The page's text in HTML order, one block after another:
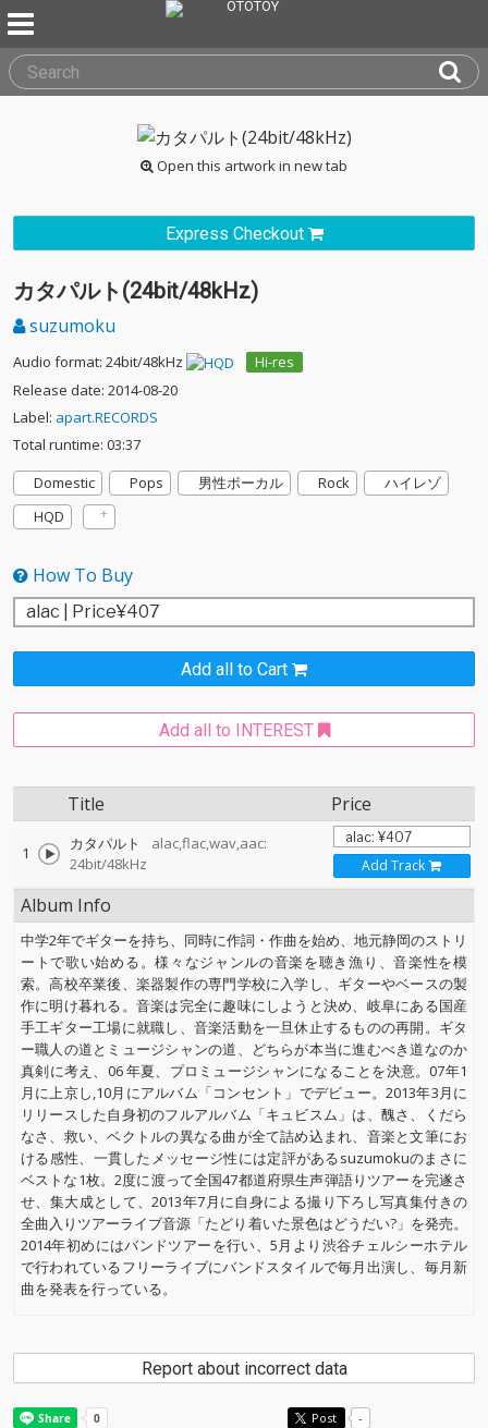
Open this artwork in new tab
Express Checkout
カタパルト(24bit/48kHz)
suzumoku
Audio format: 24bit/48kHz
Hi-res
Release date: 2014-08-20
Label: apart.RECORDS
Total runtime: 03:37
Domestic
Pops 男性ボーカル Rock
ハイレゾ
HQD
How To Buy
Add all to Cart
Add all to INTEREST
Title Price
1 カタパルト
alac,flac,wav,aac:
24bit/48kHz
Add Track
Album Info
中学2年でギターを持ち、同時に作詞・作曲を始め、地元静岡のストリ
ートで歌い始める。様々なジャンルの音楽を聴き漁り、音楽性を模
索。高校卒業後、楽器製作の専門学校に入学し、ギターやベースの製
作に明け暮れる。音楽は完全に趣味にしようと決め、岐阜にある国産
手工ギター工場に就職し、音楽活動を一旦休止するものの再開。ギタ
ー職人の道とミュージシャンの道、どちらが本当に進むべき道なのか
真剣に考え、06 年夏、プロミュージシャンになることを決意。07年1
月に上京し,10月にアルバム「コンセント」でデビュー。2013年3月に
リリースした自身初のフルアルバム「キュビスム」は、醜さ、くだら
なさ、救い、ベクトルの異なる曲が全て詰め込まれ、音楽と文筆にお
ける感性、一貫したメッセージ性には定評があるsuzumokuのまさに
ベストな1枚。2度に渡って全国47都道府県生声弾語りツアーを完遂さ
せ、集大成として、2013年7月に自身による撮り下ろし写真集付きの
全曲入りツアーライブ音源「たどり着いた景色はどうだい?」を発売。
2014年初めにはバンドツアーを行い、5月より渋谷チェルシーホテル
で行われているフリーライブにバンドスタイルで毎月出演し、毎月新
曲を発表を行っている。
Report about incorrect data
Post -